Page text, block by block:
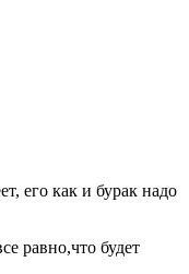
его как и бурак надо
равно,что будет